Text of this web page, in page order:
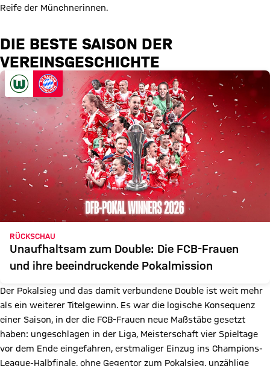
Reife der Münchnerinnen.
DIE BESTE SAISON DER
VEREINSGESCHICHTE
RÜCKSCHAU
Unaufhaltsam zum Double: Die FCB-Frauen
und ihre beeindruckende Pokalmission
Der Pokalsieg und das damit verbundene Double ist weit mehr
als ein weiterer Titelgewinn. Es war die logische Konsequenz
einer Saison, in der die FCB-Frauen neue Maßstäbe gesetzt
haben: ungeschlagen in der Liga, Meisterschaft vier Spieltage
vor dem Ende eingefahren, erstmaliger Einzug ins Champions-
League-Halbfinale, ohne Gegentor zum Pokalsieg, unzählige